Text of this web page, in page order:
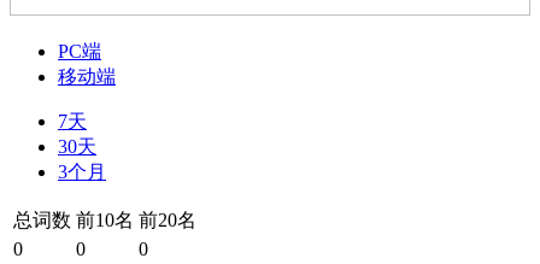
PC端
移动端
7天
30天
3个月
总词数 前10名 前20名
0
0
0